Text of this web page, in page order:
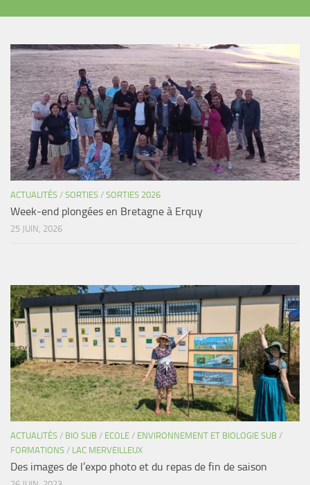
ACTUALITÉS / SORTIES / SORTIES 2026
Week-end plongées en Bretagne à Erquy
25 JUIN, 2026
ACTUALITÉS / BIO SUB / ECOLE / ENVIRONNEMENT ET BIOLOGIE SUB /
FORMATIONS / LAC MERVEILLEUX
Des images de l’expo photo et du repas de fin de saison